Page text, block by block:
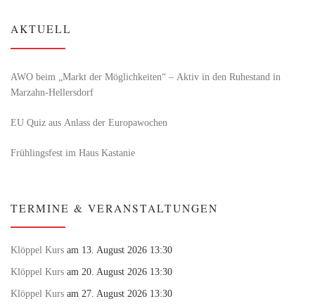
AKTUELL
AWO beim „Markt der Möglichkeiten“ – Aktiv in den Ruhestand in
Marzahn-Hellersdorf
EU Quiz aus Anlass der Europawochen
Frühlingsfest im Haus Kastanie
TERMINE & VERANSTALTUNGEN
Klöppel Kurs am 13. August 2026 13:30
Klöppel Kurs am 20. August 2026 13:30
Klöppel Kurs am 27. August 2026 13:30